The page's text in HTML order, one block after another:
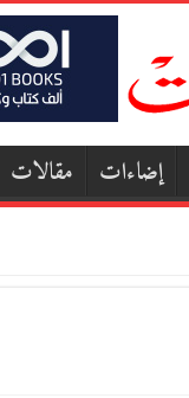
إضاءات مقالات